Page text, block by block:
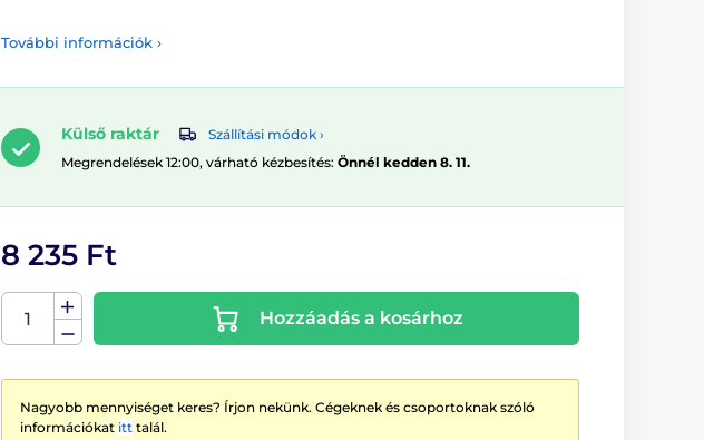
További információk ›
Külső raktár
Szállítási módok ›
Megrendelések 12:00, várható kézbesítés: Önnél kedden 8. 11.
8 235 Ft
Hozzáadás a kosárhoz
Nagyobb mennyiséget keres? Írjon nekünk. Cégeknek és csoportoknak szóló
információkat itt talál.